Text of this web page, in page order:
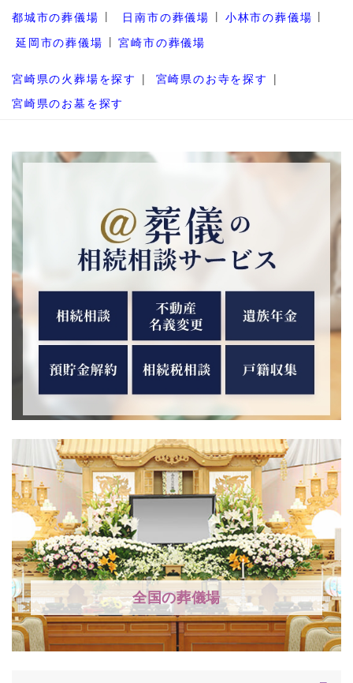
都城市の葬儀場 日南市の葬儀場
小林市の葬儀場
延岡市の葬儀場
宮崎市の葬儀場
宮崎県の火葬場を探す
宮崎県のお寺を探す
宮崎県のお墓を探す
全国の葬儀場